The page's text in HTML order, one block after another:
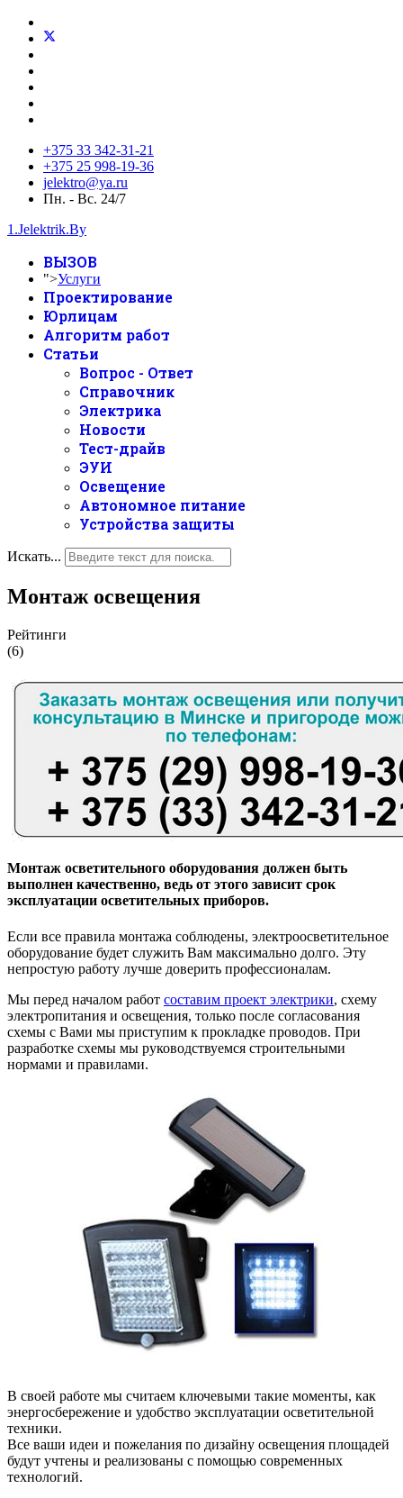
+375 33 342-31-21
+375 25 998-19-36
jelektro@ya.ru
Пн. - Вс. 24/7
1.Jelektrik.By
ВЫЗОВ
">Услуги
Проектирование
Юрлицам
Алгоритм работ
Статьи
Вопрос - Ответ
Справочник
Электрика
Новости
Тест-драйв
ЭУИ
Освещение
Автономное питание
Устройства защиты
Искать...
Монтаж освещения
Рейтинги
(6)
Монтаж осветительного оборудования должен быть
выполнен качественно, ведь от этого зависит срок
эксплуатации осветительных приборов.
Если все правила монтажа соблюдены, электроосветительное
оборудование будет служить Вам максимально долго. Эту
непростую работу лучше доверить профессионалам.
Мы перед началом работ составим проект электрики, схему
электропитания и освещения, только после согласования
схемы с Вами мы приступим к прокладке проводов. При
разработке схемы мы руководствуемся строительными
нормами и правилами.
В своей работе мы считаем ключевыми такие моменты, как
энергосбережение и удобство эксплуатации осветительной
техники.
Все ваши идеи и пожелания по дизайну освещения площадей
будут учтены и реализованы с помощью современных
технологий.